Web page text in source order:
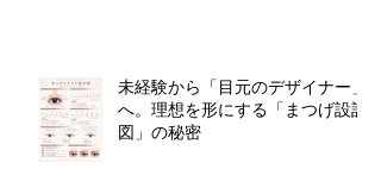
未経験から「目元のデザイナー」
へ。理想を形にする「まつげ設計
図」の秘密